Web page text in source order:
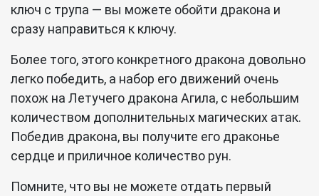
ключ с трупа — вы можете обойти дракона и
сразу направиться к ключу.
Более того, этого конкретного дракона довольно
легко победить, а набор его движений очень
похож на Летучего дракона Агила, с небольшим
количеством дополнительных магических атак.
Победив дракона, вы получите его драконье
сердце и приличное количество рун.
Помните, что вы не можете отдать первый